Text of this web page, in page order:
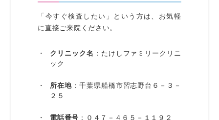
「今すぐ検査したい」という方は、お気軽
に直接ご来院ください。
クリニック名 ：たけしファミリークリニ
ック
所在地 ：千葉県船橋市習志野台６－３－
２５
電話番号 ：０４７－４６５－１１９２